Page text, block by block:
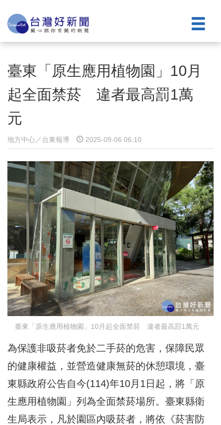
臺東「原生應用植物園」10月
起全面禁菸 違者最高罰1萬
元
地方中心／台東報導 2025-09-06 06:10
臺東「原生應用植物園」10月起全面禁菸 違者最高罰1萬元
為保護非吸菸者免於二手菸的危害，保障民眾
的健康權益，並營造健康無菸的休憩環境，臺
東縣政府公告自今(114)年10月1日起，將「原
生應用植物園」列為全面禁菸場所。臺東縣衛
生局表示，凡於園區內吸菸者，將依《菸害防